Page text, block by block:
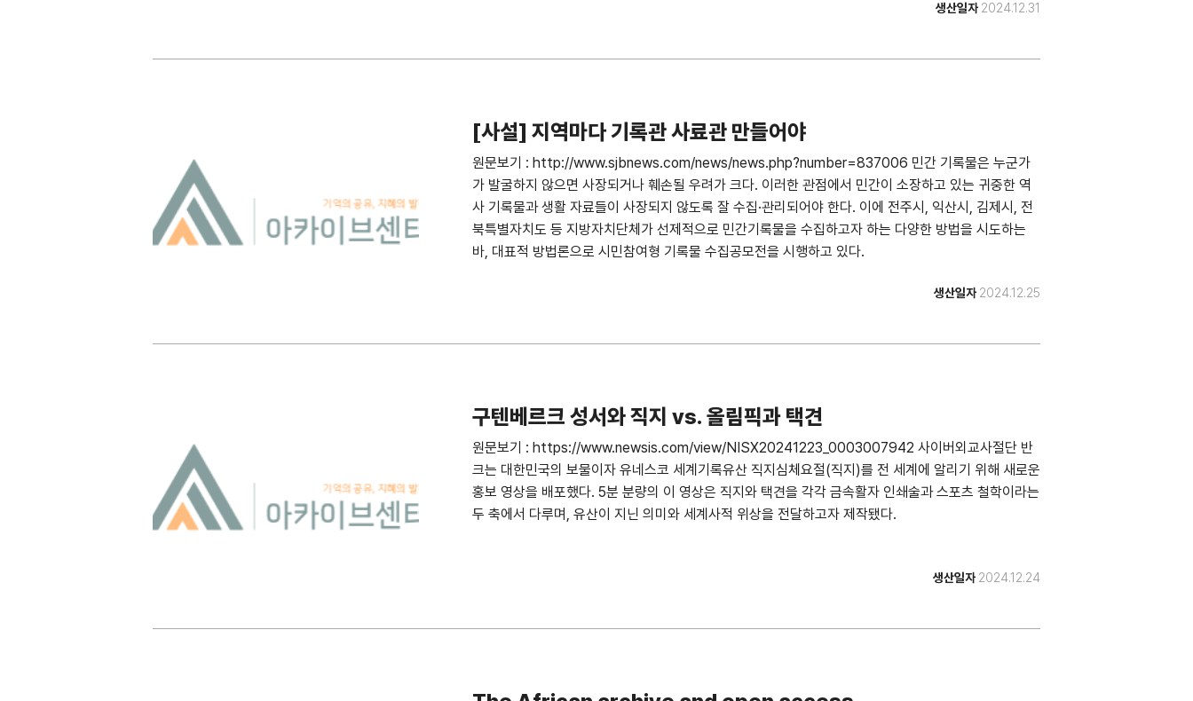
생산일자 2024.12.31
[사설] 지역마다 기록관 사료관 만들어야
원문보기 : http://www.sjbnews.com/news/news.php?number=837006 민간 기록물은 누군가
가 발굴하지 않으면 사장되거나 훼손될 우려가 크다. 이러한 관점에서 민간이 소장하고 있는 귀중한 역
사 기록물과 생활 자료들이 사장되지 않도록 잘 수집·관리되어야 한다. 이에 전주시, 익산시, 김제시, 전
북특별자치도 등 지방자치단체가 선제적으로 민간기록물을 수집하고자 하는 다양한 방법을 시도하는
바, 대표적 방법론으로 시민참여형 기록물 수집공모전을 시행하고 있다.
생산일자 2024.12.25
구텐베르크 성서와 직지 vs. 올림픽과 택견
원문보기 : https://www.newsis.com/view/NISX20241223_0003007942 사이버외교사절단 반
크는 대한민국의 보물이자 유네스코 세계기록유산 직지심체요절(직지)를 전 세계에 알리기 위해 새로운
홍보 영상을 배포했다. 5분 분량의 이 영상은 직지와 택견을 각각 금속활자 인쇄술과 스포츠 철학이라는
두 축에서 다루며, 유산이 지닌 의미와 세계사적 위상을 전달하고자 제작됐다.
생산일자 2024.12.24